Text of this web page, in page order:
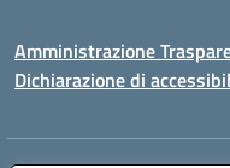
Amministrazione
Dichiarazione di